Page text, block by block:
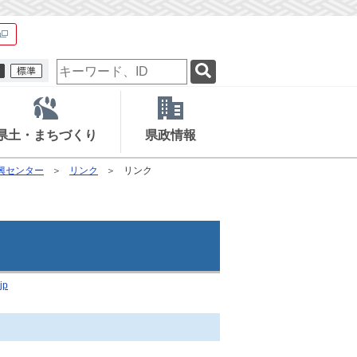
検
索
ー
ー
ド
土・まちづくり 県政情報
センター リンク リンク